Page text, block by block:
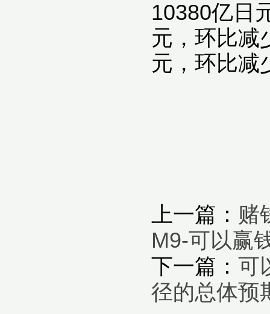
10380亿日
元，环比减
元，环比减
上一篇： 赌
M9-可以赢
下一篇： 可
径的总体预